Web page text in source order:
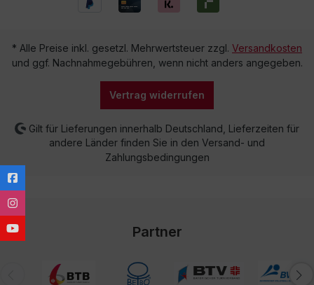
* Alle Preise inkl. gesetzl. Mehrwertsteuer zzgl. Versandkosten
und ggf. Nachnahmegebühren, wenn nicht anders angegeben.
Vertrag widerrufen
Gilt für Lieferungen innerhalb Deutschland, Lieferzeiten für
andere Länder finden Sie in den Versand- und
Zahlungsbedingungen
Partner